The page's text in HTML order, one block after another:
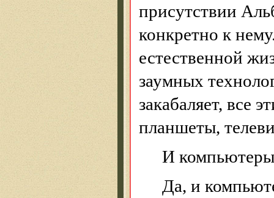
присутствии
конкретно к
естественной
заумных
закабаляет, все
планшеты,
И
Да, и